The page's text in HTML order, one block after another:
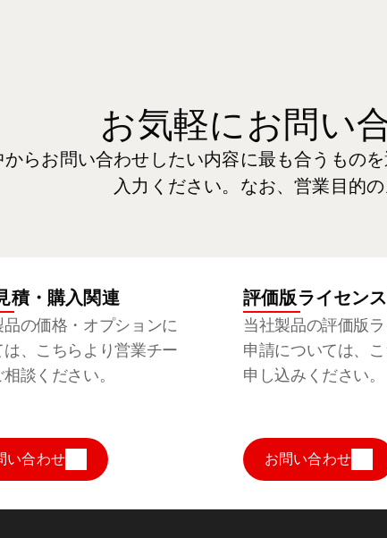
お気軽にお問い
からお問い合わせしたい内容に最も合うもの
入力ください。なお、営業目的
積・購入関連
品の価格・オプションに
は、こちらより営業チー
談ください。
い合わせ
評価版ライセン
当社製品の評価版
申請については、
申し込みください。
お問い合わせ